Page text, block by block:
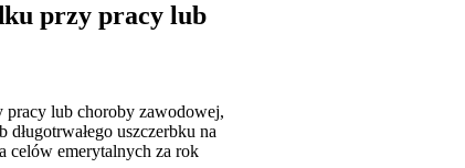
przy pracy lub
pracy lub choroby zawodowej,
uszczerbku na
celów emerytalnych za rok